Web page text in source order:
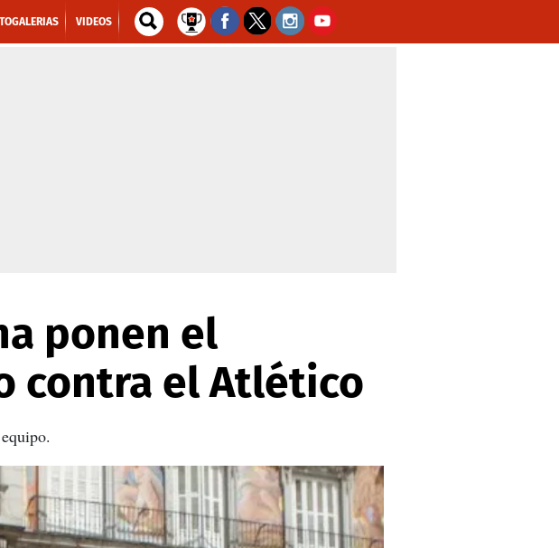
VIDEOS
ponen el
contra el Atlético